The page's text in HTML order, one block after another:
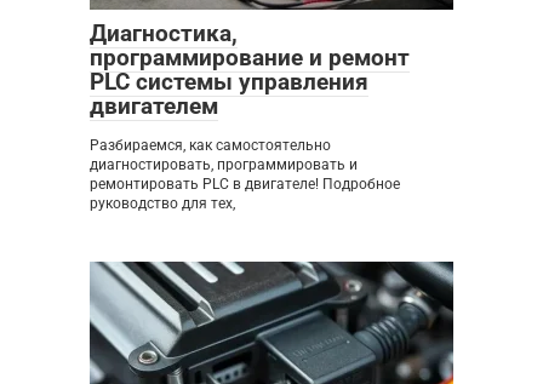
Диагностика,
программирование и ремонт
PLC системы управления
двигателем
Разбираемся, как самостоятельно
диагностировать, программировать и
ремонтировать PLC в двигателе! Подробное
руководство для тех,